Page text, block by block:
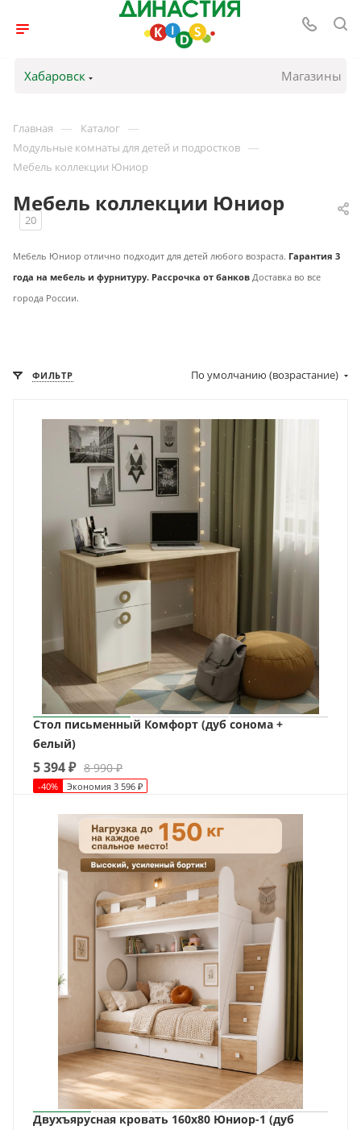
Хабаровск Магазины
Главная — Каталог —
Модульные комнаты для детей и подростков —
Мебель коллекции Юниор
Мебель коллекции Юниор
20
Мебель Юниор отлично подходит для детей любого возраста. Гарантия 3
года на мебель и фурнитуру. Рассрочка от банков Доставка во все
города России.
ФИЛЬТР По умолчанию (возрастание)
Стол письменный Комфорт (дуб сонома +
белый)
5 394₽ 8 990₽
-40% Экономия 3 596 ₽
Двухъярусная кровать 160х80 Юниор-1 (дуб